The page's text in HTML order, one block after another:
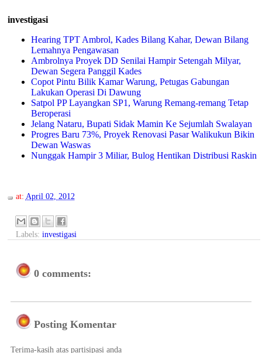
investigasi
Hearing TPT Ambrol, Kades Bilang Kahar, Dewan Bilang
Lemahnya Pengawasan
Ambrolnya Proyek DD Senilai Hampir Setengah Milyar,
Dewan Segera Panggil Kades
Copot Pintu Bilik Kamar Warung, Petugas Gabungan
Lakukan Operasi Di Dawung
Satpol PP Layangkan SP1, Warung Remang-remang Tetap
Beroperasi
Jelang Nataru, Bupati Sidak Mamin Ke Sejumlah Swalayan
Progres Baru 73%, Proyek Renovasi Pasar Walikukun Bikin
Dewan Waswas
Nunggak Hampir 3 Miliar, Bulog Hentikan Distribusi Raskin
at: April 02, 2012
Labels: investigasi
0 comments:
Posting Komentar
Terima-kasih atas partisipasi anda